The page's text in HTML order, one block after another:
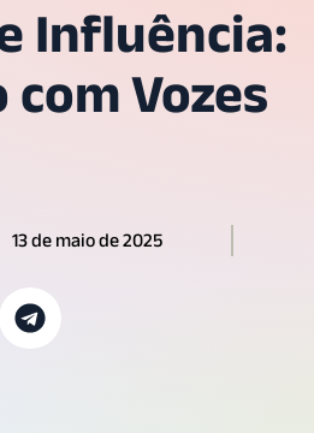
Influência:
Vozes
13 de maio de 2025